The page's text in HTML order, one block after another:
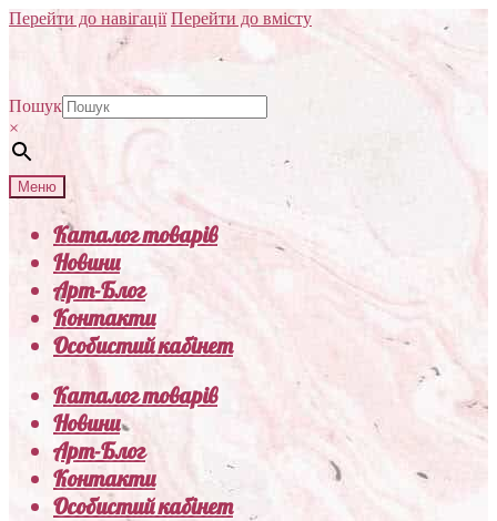
Перейти до навігації Перейти до вмісту
Пошук
×
Меню
Каталог товарів
Новини
Арт-Блог
Контакти
Особистий кабінет
Каталог товарів
Новини
Арт-Блог
Контакти
Особистий кабінет